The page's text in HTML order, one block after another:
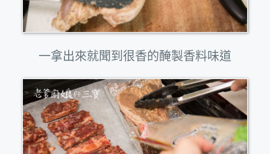
一拿出來就聞到很香的醃製香料味道